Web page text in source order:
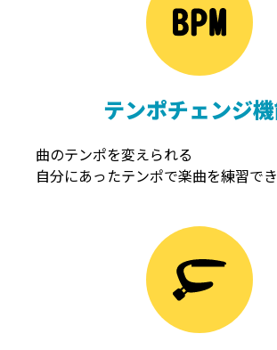
テンポチェンジ
曲のテンポを変えられる
自分にあったテンポで楽曲を練習でき